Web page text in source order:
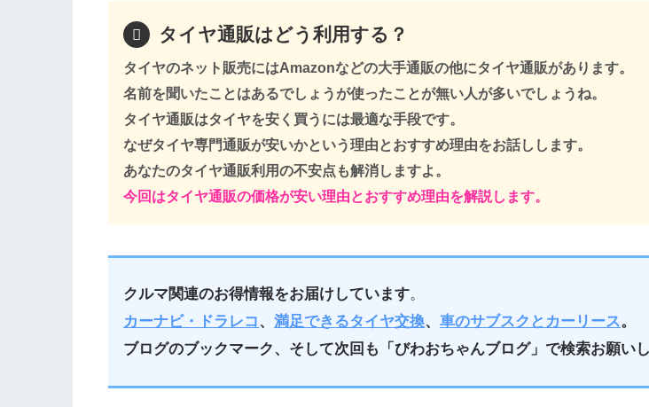
タイヤ通販はどう利用する？
タイヤのネット販売にはAmazonなどの大手通販の他にタイヤ通販があります。
名前を聞いたことはあるでしょうが使ったことが無い人が多いでしょうね。
タイヤ通販はタイヤを安く買うには最適な手段です。
なぜタイヤ専門通販が安いかという理由とおすすめ理由をお話しします。
あなたのタイヤ通販利用の不安点も解消しますよ。
今回はタイヤ通販の価格が安い理由とおすすめ理由を解説します。
クルマ関連のお得情報をお届けしています。
カーナビ・ドラレコ、満足できるタイヤ交換、車のサブスクとカーリース。
ブログのブックマーク、そして次回も「びわおちゃんブログ」で検索お願いし